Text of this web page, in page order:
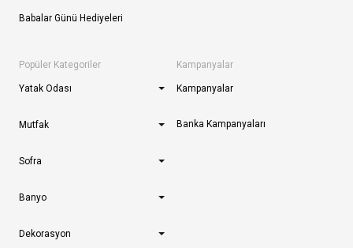
Babalar Günü Hediyeleri
Popüler Kategoriler
Yatak Odası
Mutfak
Sofra
Banyo
Dekorasyon
Kampanyalar
Kampanyalar
Banka Kampanyaları